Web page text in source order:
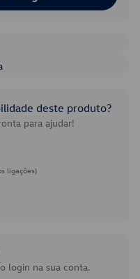
deste produto?
para ajudar!
ligações)
login na sua conta.